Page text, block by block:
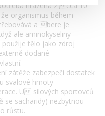
hrazena z cca 10
organismus během
a bere je
ale aminokyseliny
použije tělo jako zdroj
dodané
zátěže zabezpečí dostatek
svalové hmoty
U silových sportovců
se sacharidy) nezbytnou
růstu.